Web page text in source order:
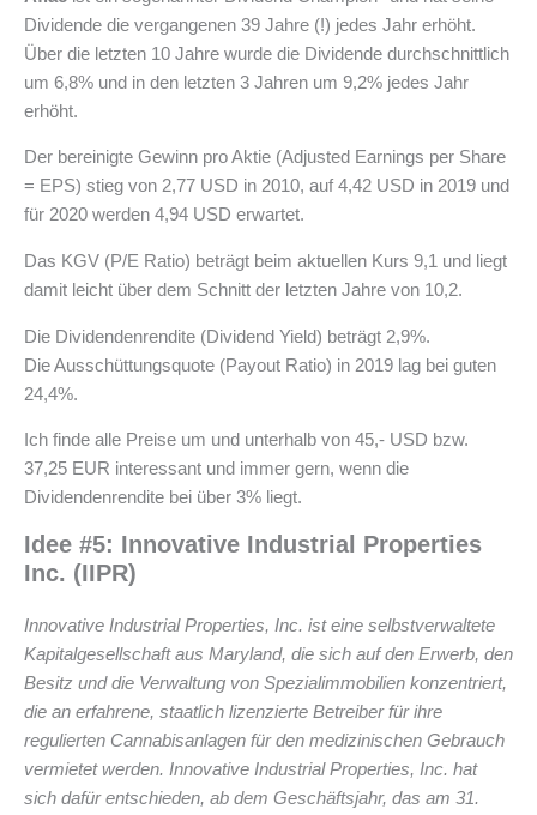
Dividende die vergangenen 39 Jahre (!) jedes Jahr erhöht.
Über die letzten 10 Jahre wurde die Dividende durchschnittlich
um 6,8% und in den letzten 3 Jahren um 9,2% jedes Jahr
erhöht.
Der bereinigte Gewinn pro Aktie (Adjusted Earnings per Share
= EPS) stieg von 2,77 USD in 2010, auf 4,42 USD in 2019 und
für 2020 werden 4,94 USD erwartet.
Das KGV (P/E Ratio) beträgt beim aktuellen Kurs 9,1 und liegt
damit leicht über dem Schnitt der letzten Jahre von 10,2.
Die Dividendenrendite (Dividend Yield) beträgt 2,9%.
Die Ausschüttungsquote (Payout Ratio) in 2019 lag bei guten
24,4%.
Ich finde alle Preise um und unterhalb von 45,- USD bzw.
37,25 EUR interessant und immer gern, wenn die
Dividendenrendite bei über 3% liegt.
Idee #5: Innovative Industrial Properties
Inc. (IIPR)
Innovative Industrial Properties, Inc. ist eine selbstverwaltete
Kapitalgesellschaft aus Maryland, die sich auf den Erwerb, den
Besitz und die Verwaltung von Spezialimmobilien konzentriert,
die an erfahrene, staatlich lizenzierte Betreiber für ihre
regulierten Cannabisanlagen für den medizinischen Gebrauch
vermietet werden. Innovative Industrial Properties, Inc. hat
sich dafür entschieden, ab dem Geschäftsjahr, das am 31.